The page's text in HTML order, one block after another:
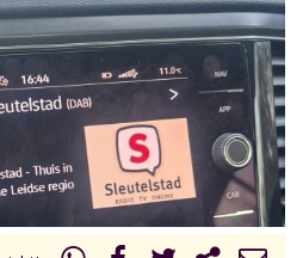
Gijs
1 van 0 Volgend uur